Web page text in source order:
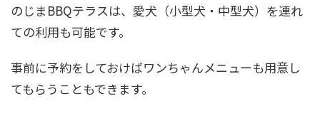
のじまBBQテラスは、愛犬（小型犬・中型犬）を連れ
ての利用も可能です。
事前に予約をしておけばワンちゃんメニューも用意し
てもらうこともできます。